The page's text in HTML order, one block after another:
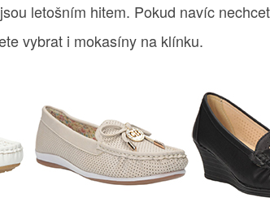
letošním hitem. Pokud navíc
vybrat i mokasíny na klínku.